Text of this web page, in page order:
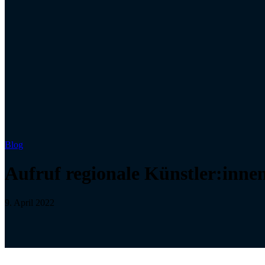
Blog
Aufruf regionale
9. April 2022